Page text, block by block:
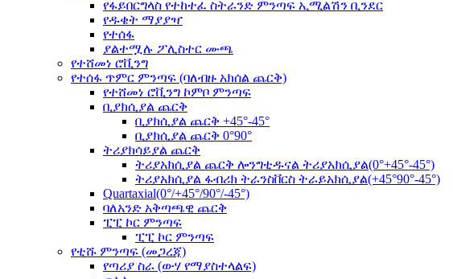
የፋይበርግላስ የተከተፈ ስትራንድ ምንጣፍ ኢሚልሽን ቢንደር
የዱቄት ማያያዣ
የተሰፋ
ያልተሟሉ ፖሊስተር ሙጫ
የተሸመነ ሮቪንግ
የተሰፋ ጥምር ምንጣፍ (ባለብዙ አክሰል ጨርቅ)
የተሸመነ ሮቪንግ ኮምቦ ምንጣፍ
ቢያክሲያል ጨርቅ
ቢያክሲያል ጨርቅ +45°-45°
ቢያክሲያል ጨርቅ 0°90°
ትሪያክሳይያል ጨርቅ
ትሪያአክሲያል ጨርቅ ሎንግቲዱናል ትሪያአክሲያል(0°+45°-45°)
ትሪያአክሲያል ፋብሪክ ትራንስቨርስ ትራይአክሲያል(+45°90°-45°)
Quartaxial(0°/+45°/90°/-45°)
ባለአንድ አቅጣጫዊ ጨርቅ
ፒፒ ኮር ምንጣፍ
ፒፒ ኮር ምንጣፍ
የቲሹ ምንጣፍ (መጋረጃ)
የጣሪያ ስራ (ውሃ የማያስተላልፍ)